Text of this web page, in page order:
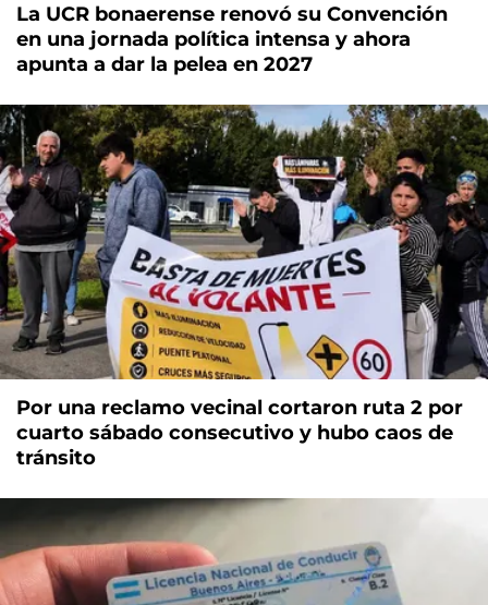
La UCR bonaerense renovó su Convención
en una jornada política intensa y ahora
apunta a dar la pelea en 2027
Por una reclamo vecinal cortaron ruta 2 por
cuarto sábado consecutivo y hubo caos de
tránsito